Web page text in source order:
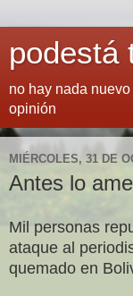
podestá
no hay nada
opinión
MIÉRCOLES, 31 DE
Antes lo
Mil personas
ataque al
quemado en